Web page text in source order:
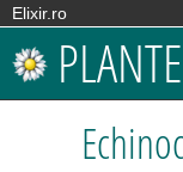
Elixir.ro